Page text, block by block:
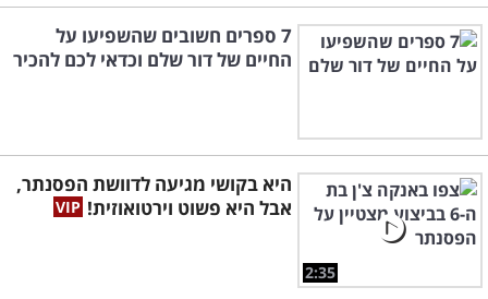
7 ספרים חשובים שהשפיעו על
החיים של דור שלם וכדאי לכם להכיר
2:35
היא בקושי מגיעה לדוושת הפסנתר,
אבל היא פשוט וירטואוזית!